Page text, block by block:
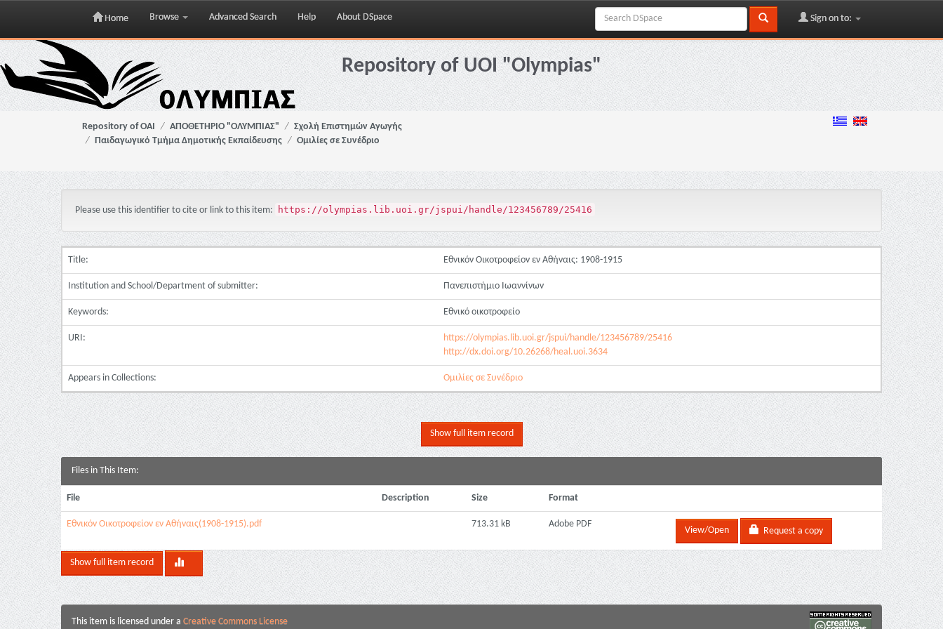
Skip
navigation
Home Browse Advanced Search Help About DSpace Sign on to:
Repository of UOI "Olympias"
Repository of OAI ΑΠΟΘΕΤΗΡΙΟ "ΟΛΥΜΠΙΑΣ"
Σχολή Επιστημών Αγωγής
Παιδαγωγικό Τμήμα Δημοτικής Εκπαίδευσης
Ομιλίες σε Συνέδριο
Please use this identifier to cite or link to this item: https://olympias.lib.uoi.gr/jspui/handle/123456789/25416
Title: Εθνικόν Οικοτροφείον εν Αθήναις: 1908-1915
Institution and School/Department of submitter: Πανεπιστήμιο Ιωαννίνων
Keywords: Εθνικό οικοτροφείο
URI:
https://olympias.lib.uoi.gr/jspui/handle/123456789/25416
http://dx.doi.org/10.26268/heal.uoi.3634
Appears in Collections: Ομιλίες σε Συνέδριο
Show full item record
Files in This Item:
File Description Size Format
Εθνικόν Οικοτροφείον εν Αθήναις(1908-1915).pdf 713.31 kB Adobe PDF
View/Open Request a copy
Show full item record
This item is licensed under a Creative Commons License